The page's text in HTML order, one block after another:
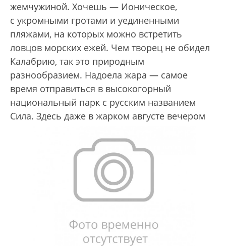
жемчужиной. Хочешь — Ионическое,
с укромными гротами и уединенными
пляжами, на которых можно встретить
ловцов морских ежей. Чем творец не обидел
Калабрию, так это природным
разнообразием. Надоела жара — самое
время отправиться в высокогорный
национальный парк с русским названием
Сила. Здесь даже в жарком августе вечером